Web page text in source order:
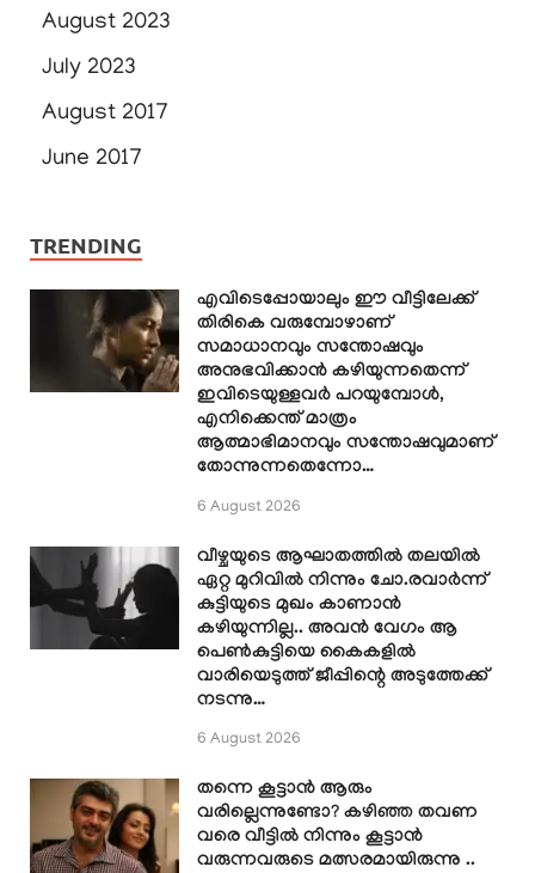
August 2023
July 2023
August 2017
June 2017
TRENDING
എവിടെപ്പോയാലും ഈ വീട്ടിലേക്ക്
തിരികെ വരുമ്പോഴാണ്
സമാധാനവും സന്തോഷവും
അനുഭവിക്കാൻ കഴിയുന്നതെന്ന്
ഇവിടെയുള്ളവർ പറയുമ്പോൾ,
എനിക്കെന്ത് മാത്രം
ആത്മാഭിമാനവും സന്തോഷവുമാണ്
തോന്നുന്നതെന്നോ…
6 August 2026
വീഴ്ചയുടെ ആഘാതത്തിൽ തലയിൽ
ഏറ്റ മുറിവിൽ നിന്നും ചോ.രവാർന്ന്
കുട്ടിയുടെ മുഖം കാണാൻ
കഴിയുന്നില്ല.. അവൻ വേഗം ആ
പെൺകുട്ടിയെ കൈകളിൽ
വാരിയെടുത്ത് ജീപ്പിന്റെ അടുത്തേക്ക്
നടന്നു…
6 August 2026
തന്നെ കൂട്ടാൻ ആരും
വരില്ലെന്നുണ്ടോ? കഴിഞ്ഞ തവണ
വരെ വീട്ടിൽ നിന്നും കൂട്ടാൻ
വരുന്നവരുടെ മത്സരമായിരുന്നു ..